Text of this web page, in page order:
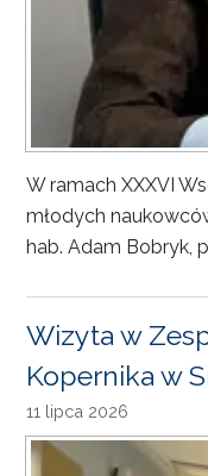
W ramach XXXVI
młodych
hab. Adam Bobryk,
Wizyta w
Kopernika w
11 lipca 2026